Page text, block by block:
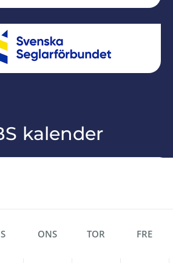
kalender
ONS TOR FRE